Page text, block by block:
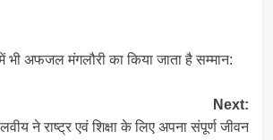
भी अफजल मंगलौरी का किया जाता है सम्मान:
Next:
ने राष्ट्र एवं शिक्षा के लिए अपना संपूर्ण जीवन